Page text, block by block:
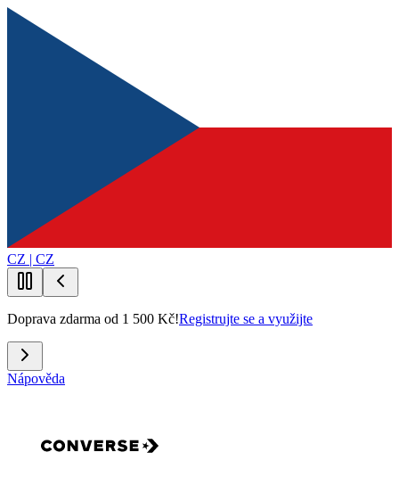
CZ | CZ
Doprava zdarma od 1 500 Kč!Registrujte se a využijte
Nápověda